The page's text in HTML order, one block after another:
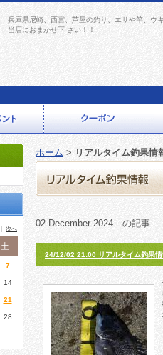
兵庫県尼崎、西宮、芦屋の釣り、エサや竿、ウ
当店におまかせ下 さい！！
次へ
土
7
14
21
28
ホーム > リアルタイム釣果情
02 December 2024 の記事
24/12/02 21:00 リアルタイム釣果